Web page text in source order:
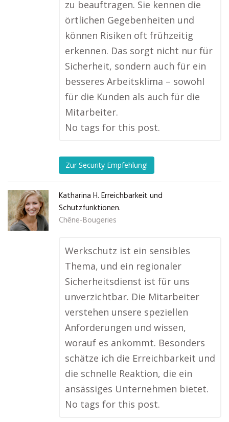
zu beauftragen. Sie kennen die
örtlichen Gegebenheiten und
können Risiken oft frühzeitig
erkennen. Das sorgt nicht nur für
Sicherheit, sondern auch für ein
besseres Arbeitsklima – sowohl
für die Kunden als auch für die
Mitarbeiter.
No tags for this post.
Zur Security Empfehlung!
Katharina H. Erreichbarkeit und
Schutzfunktionen.
Chêne-Bougeries
Werkschutz ist ein sensibles
Thema, und ein regionaler
Sicherheitsdienst ist für uns
unverzichtbar. Die Mitarbeiter
verstehen unsere speziellen
Anforderungen und wissen,
worauf es ankommt. Besonders
schätze ich die Erreichbarkeit und
die schnelle Reaktion, die ein
ansässiges Unternehmen bietet.
No tags for this post.